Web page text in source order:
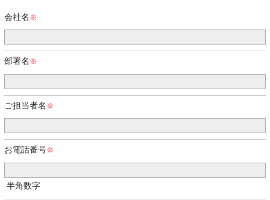
会社名
部署名
ご担当者名
お電話番号
半角数字